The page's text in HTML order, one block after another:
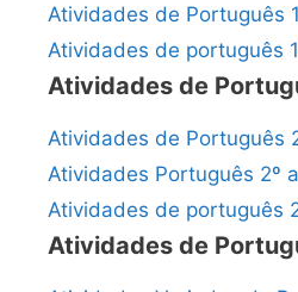
Atividades de Português
Atividades de português
Atividades de
Atividades de Português
Atividades Português 2º
Atividades de português
Atividades de